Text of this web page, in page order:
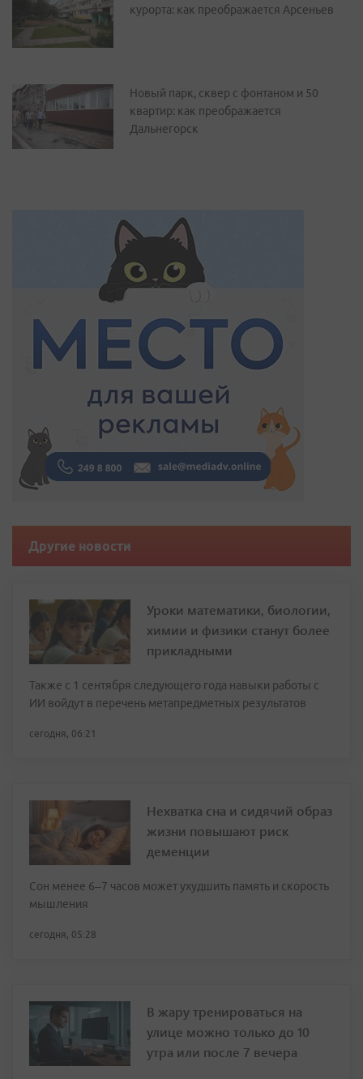
курорта: как преображается Арсеньев
Новый парк, сквер с фонтаном и 50
квартир: как преображается
Дальнегорск
Другие новости
Уроки математики, биологии,
химии и физики станут более
прикладными
Также с 1 сентября следующего года навыки работы с
ИИ войдут в перечень метапредметных результатов
сегодня, 06:21
Нехватка сна и сидячий образ
жизни повышают риск
деменции
Сон менее 6–7 часов может ухудшить память и скорость
мышления
сегодня, 05:28
В жару тренироваться на
улице можно только до 10
утра или после 7 вечера